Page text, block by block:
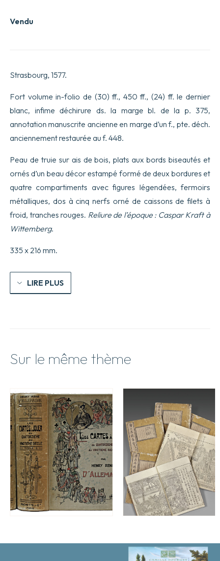
Vendu
Strasbourg, 1577.
Fort volume in-folio de (30) ff., 450 ff., (24) ff. le dernier
blanc, infime déchirure ds. la marge bl. de la p. 375,
annotation manuscrite ancienne en marge d’un f., pte. déch.
anciennement restaurée au f. 448.
Peau de truie sur ais de bois, plats aux bords biseautés et
ornés d’un beau décor estampé formé de deux bordures et
quatre compartiments avec figures légendées, fermoirs
métalliques, dos à cinq nerfs orné de caissons de filets à
froid, tranches rouges. Reliure de l’époque : Caspar Kraft à
Wittemberg.
335 x 216 mm.
LIRE PLUS
Sur le même thème